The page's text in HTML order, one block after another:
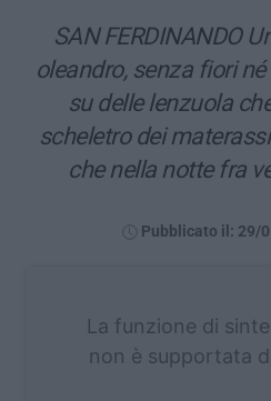
SAN FERDINANDO
oleandro, senza fiori
su delle lenzuola
scheletro dei
che nella notte fra
Pubblicato il: 29/
La funzione di
non è supportata